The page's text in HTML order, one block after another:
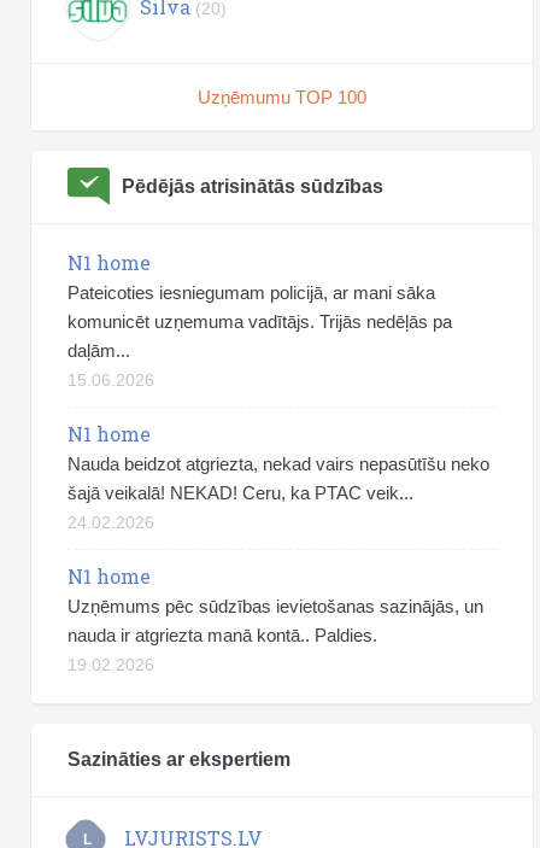
Silva (20)
Uzņēmumu TOP 100
Pēdējās atrisinātās sūdzības
N1 home
Pateicoties iesniegumam policijā, ar mani sāka
komunicēt uzņemuma vadītājs. Trijās nedēļās pa
daļām...
15.06.2026
N1 home
Nauda beidzot atgriezta, nekad vairs nepasūtīšu neko
šajā veikalā! NEKAD! Ceru, ka PTAC veik...
24.02.2026
N1 home
Uzņēmums pēc sūdzības ievietošanas sazinājās, un
nauda ir atgriezta manā kontā.. Paldies.
19.02.2026
Sazināties ar ekspertiem
L LVJURISTS.LV